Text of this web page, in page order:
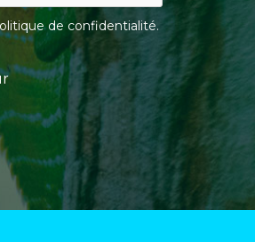
de confidentialité.